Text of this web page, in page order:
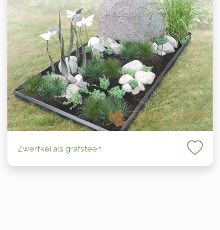
Zwerfkei als grafsteen